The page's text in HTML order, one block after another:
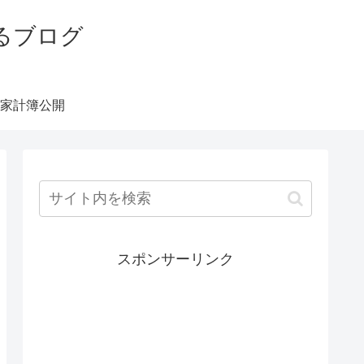
ブログ
家計簿公開
スポンサーリンク